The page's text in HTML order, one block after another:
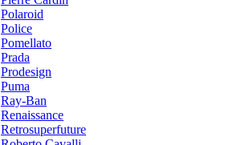
Polaroid
Police
Pomellato
Prada
Prodesign
Puma
Ray-Ban
Renaissance
Retrosuperfuture